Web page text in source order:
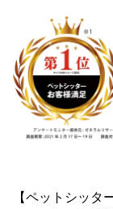
【ペットシッタ